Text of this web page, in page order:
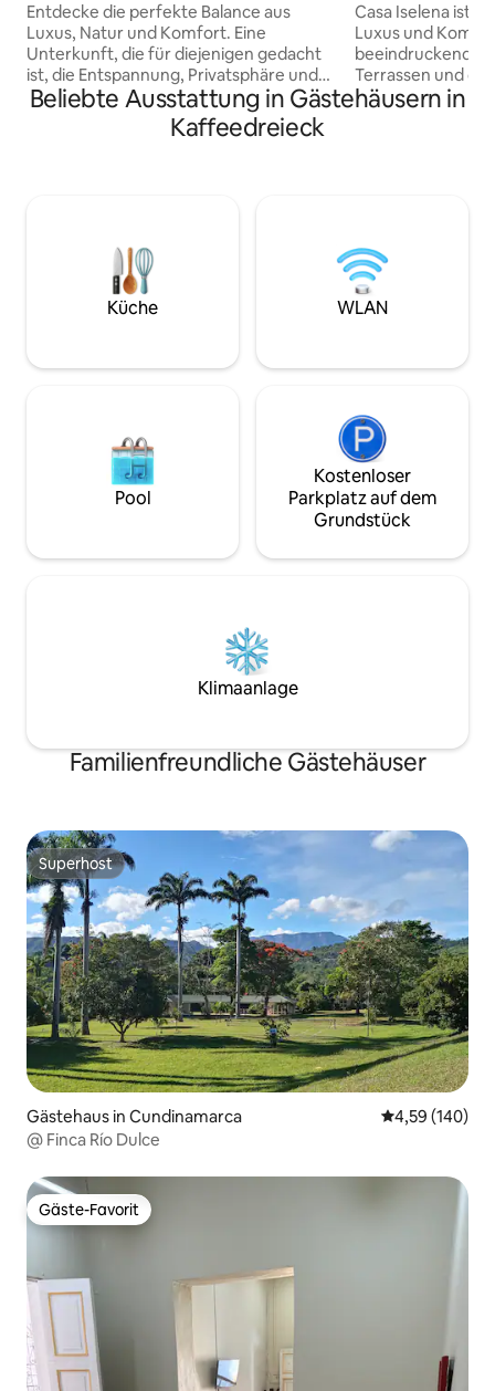
Entdecke die perfekte Balance aus
Luxus, Natur und Komfort. Eine
Unterkunft, die für diejenigen gedacht
ist, die Entspannung, Privatsphäre und
ein ganz besonderes Erlebnis inmitten
Gemeinschaftsbereiche, einen
in Cerritos kannst du eine ländliche
Umgebung genießen und hast
gleichzeitig einfachen Zugang zu
Casa Iselena ist
Luxus und
beeindruckende
Terrassen und
Momente von
eine Terrasse.
und
köstliche
Momente zu
Beliebte Ausstattung in Gästehäusern in
Kaffeedreieck
Küche WLAN
Pool
Kostenloser
Parkplatz auf dem
Grundstück
Klimaanlage
Familienfreundliche Gästehäuser
Superhost
Superhost
Gästehaus in Cundinamarca
4,59 (140)
@ Finca Río Dulce
Gäste-Favorit
Gäste-Favorit